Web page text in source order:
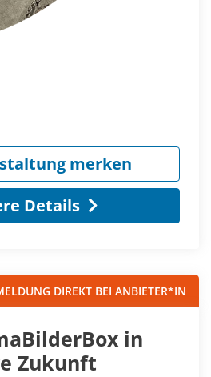
merken
Details
DIREKT BEI ANBIETER*IN
in
Zukunft